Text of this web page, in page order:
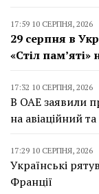
17:59 10 СЕРПНЯ, 2026
29 серпня в
«Стіл
17:32 10 СЕРПНЯ, 2026
В ОАЕ заявили
на авіаційний
17:29 10 СЕРПНЯ, 2026
Українські
Франції